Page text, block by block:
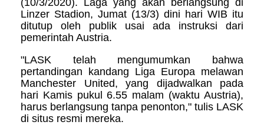
Linzer Stadion, Jumat (13/3) dini hari WIB itu
ditutup oleh publik usai ada instruksi dari
pemerintah Austria.
"LASK telah mengumumkan bahwa
pertandingan kandang Liga Europa melawan
Manchester United, yang dijadwalkan pada
hari Kamis pukul 6.55 malam (waktu Austria),
harus berlangsung tanpa penonton," tulis LASK
di situs resmi mereka.